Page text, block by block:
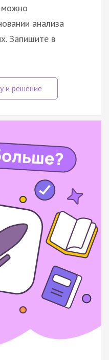
можно
анализа
Запишите в